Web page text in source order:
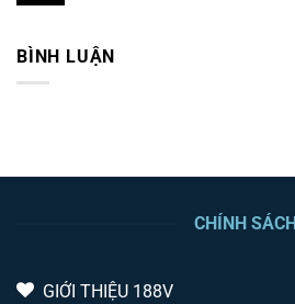
BÌNH LUẬN
CHÍNH SÁCH
GIỚI THIỆU 188V